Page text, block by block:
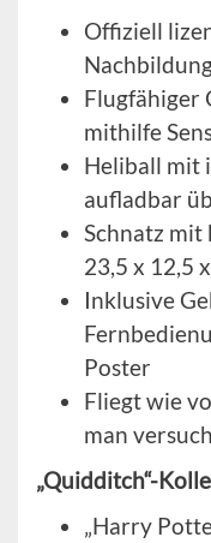
Offiziell
Flugfähiger
mithilfe
Heliball mit
aufladbar
Schnatz mit
23,5 x 12,5
Inklusive
Poster
Fliegt wie
man
„Quidditch“-
„Harry